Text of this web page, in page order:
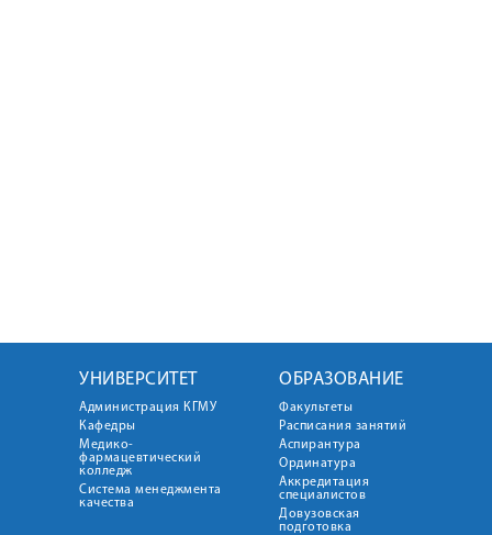
УНИВЕРСИТЕТ
Администрация КГМУ
Кафедры
Медико-
фармацевтический
колледж
Система менеджмента
качества
ОБРАЗОВАНИЕ
Факультеты
Расписания занятий
Аспирантура
Ординатура
Аккредитация
специалистов
Довузовская
подготовка